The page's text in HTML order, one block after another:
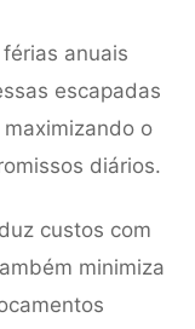
anuais
escapadas
o
diários.
custos com
minimiza